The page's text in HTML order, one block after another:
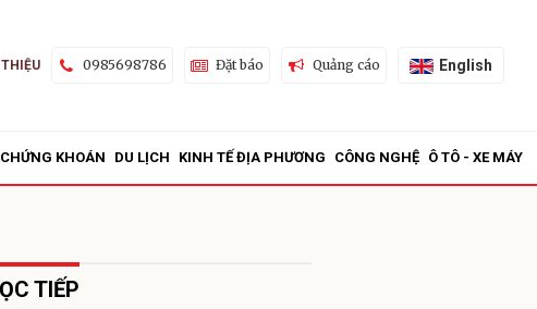
0985698786 Đặt báo Quảng cáo English
KHOÁN DU LỊCH KINH TẾ ĐỊA PHƯƠNG CÔNG NGHỆ Ô TÔ - XE MÁY
TIẾP